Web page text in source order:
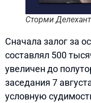
Сторми
Сначала залог за
составлял 500
увеличен до
заседания 7
условную